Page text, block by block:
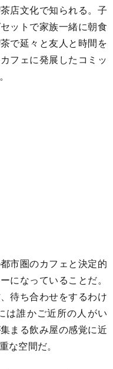
店文化で知られる。子
ットで家族一緒に朝食
で延々と友人と時間を
フェに発展したコミッ
市圏のカフェと決定的
になっていることだ。
待ち合わせをするわけ
は誰かご近所の人がい
まる飲み屋の感覚に近
な空間だ。